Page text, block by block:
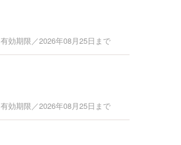
有効期限／2026年08月25日まで
有効期限／2026年08月25日まで